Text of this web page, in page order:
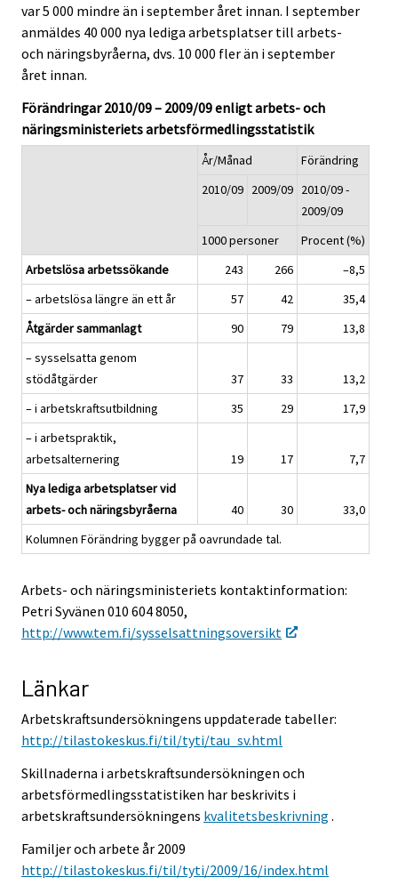
var 5 000 mindre än i september året innan. I september
anmäldes 40 000 nya lediga arbetsplatser till arbets-
och näringsbyråerna, dvs. 10 000 fler än i september
året innan.
Förändringar 2010/09 – 2009/09 enligt arbets- och
näringsministeriets arbetsförmedlingsstatistik
År/Månad
Förändring
2010/09 2009/09 2010/09 -
2009/09
1000 personer
Procent (%)
Arbetslösa arbetssökande
243 266
–8,5
– arbetslösa längre än ett år
57 42
35,4
Åtgärder sammanlagt
90 79
13,8
– sysselsatta genom
stödåtgärder
37 33
13,2
– i arbetskraftsutbildning
35 29
17,9
– i arbetspraktik,
arbetsalternering
19 17
7,7
Nya lediga arbetsplatser vid
arbets- och näringsbyråerna
40 30
33,0
Kolumnen Förändring bygger på oavrundade tal.
Arbets- och näringsministeriets kontaktinformation:
Petri Syvänen 010 604 8050,
http://www.tem.fi/sysselsattningsoversikt
Länkar
Arbetskraftsundersökningens uppdaterade tabeller:
http://tilastokeskus.fi/til/tyti/tau_sv.html
Skillnaderna i arbetskraftsundersökningen och
arbetsförmedlingsstatistiken har beskrivits i
arbetskraftsundersökningens kvalitetsbeskrivning .
Familjer och arbete år 2009
http://tilastokeskus.fi/til/tyti/2009/16/index.html